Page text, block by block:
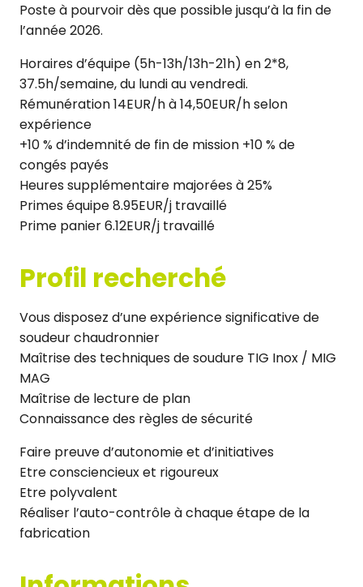
Poste à pourvoir dès que possible jusqu’à la fin de
l’année 2026.
Horaires d’équipe (5h-13h/13h-21h) en 2*8,
37.5h/semaine, du lundi au vendredi.
Rémunération 14EUR/h à 14,50EUR/h selon
expérience
+10 % d’indemnité de fin de mission +10 % de
congés payés
Heures supplémentaire majorées à 25%
Primes équipe 8.95EUR/j travaillé
Prime panier 6.12EUR/j travaillé
Profil recherché
Vous disposez d’une expérience significative de
soudeur chaudronnier
Maîtrise des techniques de soudure TIG Inox / MIG
MAG
Maîtrise de lecture de plan
Connaissance des règles de sécurité
Faire preuve d’autonomie et d’initiatives
Etre consciencieux et rigoureux
Etre polyvalent
Réaliser l’auto-contrôle à chaque étape de la
fabrication